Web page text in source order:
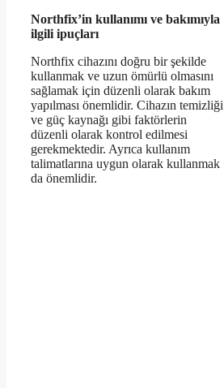
Northfix’in kullanımı ve bakımıyla
ilgili ipuçları
Northfix cihazını doğru bir şekilde
kullanmak ve uzun ömürlü olmasını
sağlamak için düzenli olarak bakım
yapılması önemlidir. Cihazın temizliği
ve güç kaynağı gibi faktörlerin
düzenli olarak kontrol edilmesi
gerekmektedir. Ayrıca kullanım
talimatlarına uygun olarak kullanmak
da önemlidir.